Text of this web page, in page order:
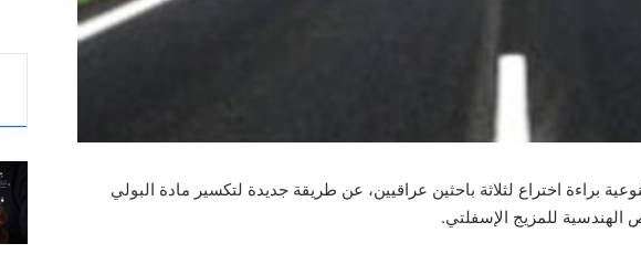
براءة اختراع لثلاثة باحثين عراقيين، عن طريقة جديدة لتكسير مادة البولي
الهندسية للمزيج الإسفلتي.